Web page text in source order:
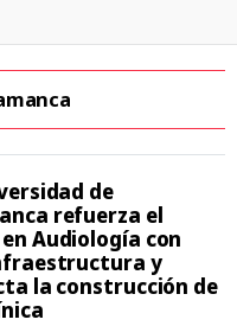
de
refuerza el
Audiología con
y
la construcción de